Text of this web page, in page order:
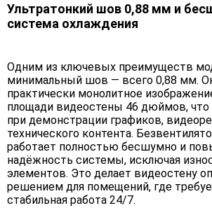
Ультратонкий шов 0,88 мм и
система охлаждения
Одним из ключевых преимуществ
минимальный шов — всего 0,88 мм.
практически монолитное
площади видеостены 46 дюймов,
при демонстрации графиков,
технического контента.
работает полностью бесшумно и
надёжность системы, исключая
элементов. Это делает видеостену
решением для помещений, где
стабильная работа 24/7.